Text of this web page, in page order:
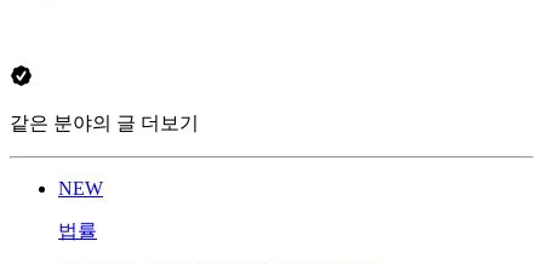
같은 분야의 글 더보기
NEW
법률